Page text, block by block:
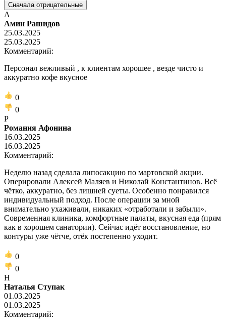
Сначала отрицательные
А
Амин Рашидов
25.03.2025
25.03.2025
Комментарий:
Персонал вежливый , к клиентам хорошее , везде чисто и
аккуратно кофе вкусное
0
0
Р
Романия Афонина
16.03.2025
16.03.2025
Комментарий:
Неделю назад сделала липосакцию по мартовской акции.
Оперировали Алексей Маляев и Николай Константинов. Всё
чётко, аккуратно, без лишней суеты. Особенно понравился
индивидуальный подход. После операции за мной
внимательно ухаживали, никаких «отработали и забыли».
Современная клиника, комфортные палаты, вкусная еда (прям
как в хорошем санатории). Сейчас идёт восстановление, но
контуры уже чётче, отёк постепенно уходит.
0
0
Н
Наталья Ступак
01.03.2025
01.03.2025
Комментарий: